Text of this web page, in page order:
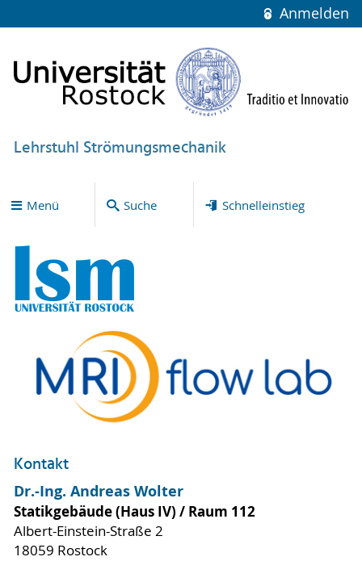
Anmelden
Lehrstuhl Strömungsmechanik
Menü Suche Schnelleinstieg
Kontakt
Dr.-Ing. Andreas Wolter
Statikgebäude (Haus IV) / Raum 112
Albert-Einstein-Straße 2
18059 Rostock